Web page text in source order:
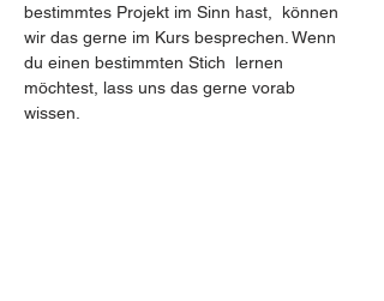
bestimmtes Projekt im Sinn hast,  können
wir das gerne im Kurs besprechen. Wenn
du einen bestimmten Stich  lernen
möchtest, lass uns das gerne vorab
wissen.